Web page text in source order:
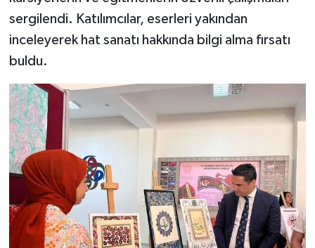
sergilendi. Katılımcılar, eserleri yakından
inceleyerek hat sanatı hakkında bilgi alma fırsatı
buldu.